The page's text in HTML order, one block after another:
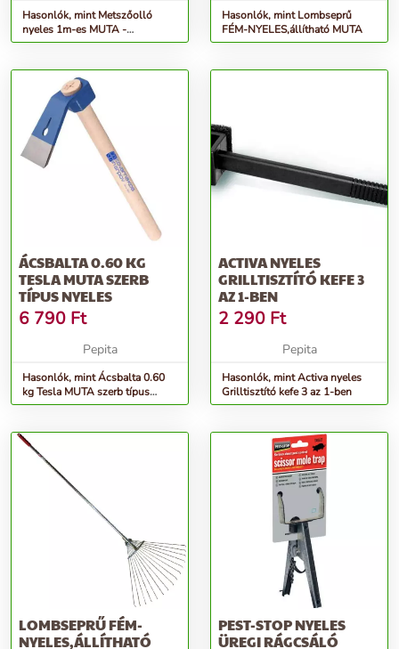
Hasonlók, mint Metszőolló
nyeles 1m-es MUTA -
mellévágós
Hasonlók, mint Lombseprű
FÉM-NYELES,állítható MUTA
ÁCSBALTA 0.60 KG
TESLA MUTA SZERB
TÍPUS NYELES
6 790 Ft
Pepita
Hasonlók, mint Ácsbalta 0.60
kg Tesla MUTA szerb típus
nyeles
ACTIVA NYELES
GRILLTISZTÍTÓ KEFE 3
AZ 1-BEN
2 290 Ft
Pepita
Hasonlók, mint Activa nyeles
Grilltisztító kefe 3 az 1-ben
LOMBSEPRŰ FÉM-
NYELES,ÁLLÍTHATÓ
PEST-STOP NYELES
ÜREGI RÁGCSÁLÓ